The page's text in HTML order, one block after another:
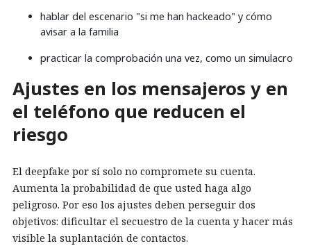
hablar del escenario "si me han hackeado" y cómo
avisar a la familia
practicar la comprobación una vez, como un simulacro
Ajustes en los mensajeros y en
el teléfono que reducen el
riesgo
El deepfake por sí solo no compromete su cuenta.
Aumenta la probabilidad de que usted haga algo
peligroso. Por eso los ajustes deben perseguir dos
objetivos: dificultar el secuestro de la cuenta y hacer más
visible la suplantación de contactos.